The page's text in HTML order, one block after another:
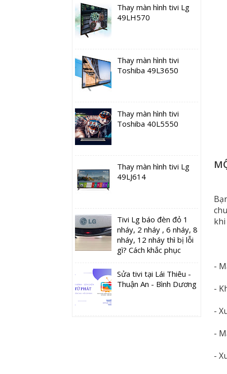
-
-
-
-
-
Thay màn hình tivi Lg
49LH570
Thay màn hình tivi
Toshiba 49L3650
Thay màn hình tivi
Toshiba 40L5550
Thay màn hình tivi Lg
49LJ614
Tivi Lg báo đèn đỏ 1
nháy, 2 nháy , 6 nháy, 8
nháy, 12 nháy thì bị lỗi
gì? Cách khắc phục
Sửa tivi tại Lái Thiêu -
Thuận An - Bình Dương